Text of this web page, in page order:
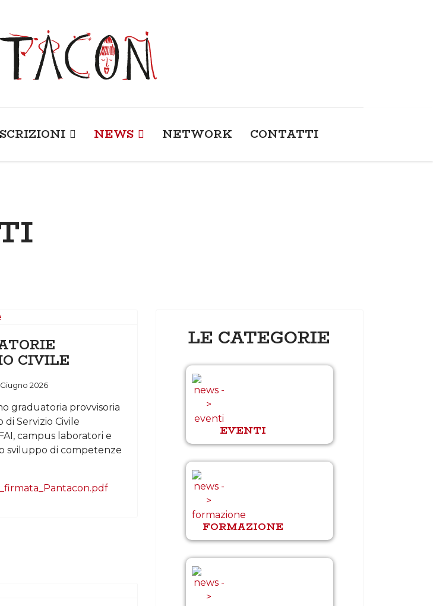
NEWS NETWORK CONTATTI
CIVILE
2026
graduatoria provvisoria
Servizio Civile
campus laboratori e
sviluppo di competenze
LE CATEGORIE
EVENTI
FORMAZIONE